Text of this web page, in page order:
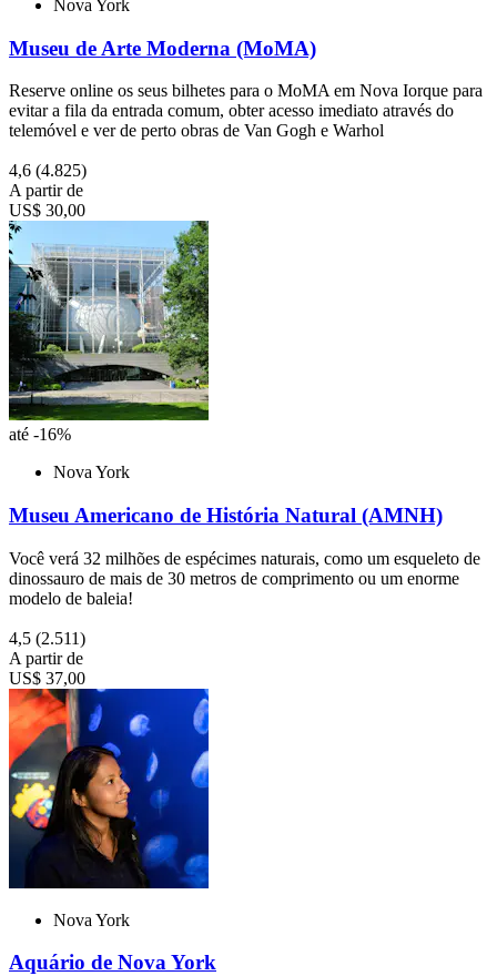
Nova York
Museu de Arte Moderna (MoMA)
Reserve online os seus bilhetes para o MoMA em Nova Iorque para
evitar a fila da entrada comum, obter acesso imediato através do
telemóvel e ver de perto obras de Van Gogh e Warhol
4,6 (4.825)
A partir de
US$ 30,00
até -16%
Nova York
Museu Americano de História Natural (AMNH)
Você verá 32 milhões de espécimes naturais, como um esqueleto de
dinossauro de mais de 30 metros de comprimento ou um enorme
modelo de baleia!
4,5 (2.511)
A partir de
US$ 37,00
Nova York
Aquário de Nova York